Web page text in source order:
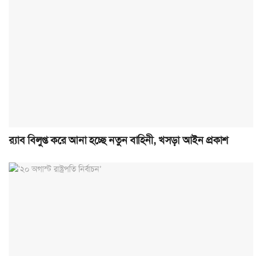
র‍্যাব বিলুপ্ত করে আনা হচ্ছে নতুন বাহিনী, খসড়া আইন প্রকাশ